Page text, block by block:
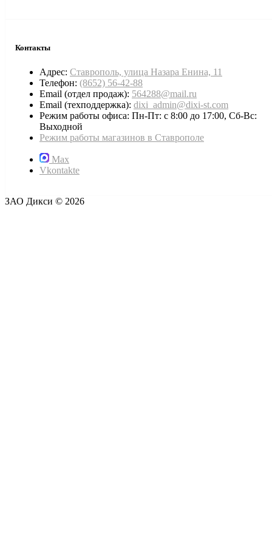
Контакты
Адрес: Ставрополь, улица Назара Енина, 11
Телефон: (8652) 56-42-88
Email (отдел продаж): 564288@mail.ru
Email (техподдержка): dixi_admin@dixi-st.com
Режим работы офиса: Пн-Пт: с 8:00 до 17:00, Сб-Вс:
Выходной
Режим работы магазинов в Ставрополе
Max
Vkontakte
ЗАО Дикси © 2026